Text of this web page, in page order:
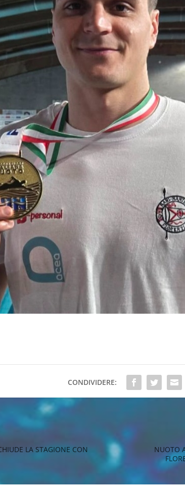
CONDIVIDERE:
LA STAGIONE CON
NUOTO